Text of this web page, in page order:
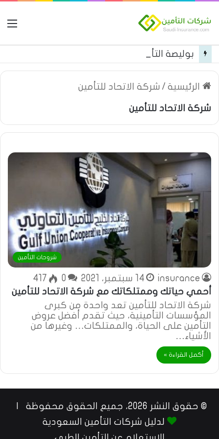
الرئيسية / شركة الاتحاد للتأمين
شركة الاتحاد للتأمين
شروحات التأمين
insurance 14 سبتمبر، 2021 0
417
أحمي حياتك وممتلكاتك مع شركة الاتحاد للتأمين
شركة الاتحاد للتأمين تعد واحدة من كبرى
المؤسسات التأمينية، حيث تقدم أفضل عروض
التأمين على الحياة، والممتلكات… وغيرها من
الأشياء…
أكمل القراءة »
© حقوق النشر 2026، جميع الحقوق محفوظة |
لدليل شركات التأمين السعودية